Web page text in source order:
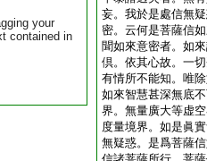
your
contained in
妄。我於是處信無
密。云何是菩薩信
聞如來意密者。如
倶。依其心故。一
有情所不能知。唯
如來智慧甚深無底
界。無量廣大等虚
度量境界。如是眞
無疑惑。是爲菩薩